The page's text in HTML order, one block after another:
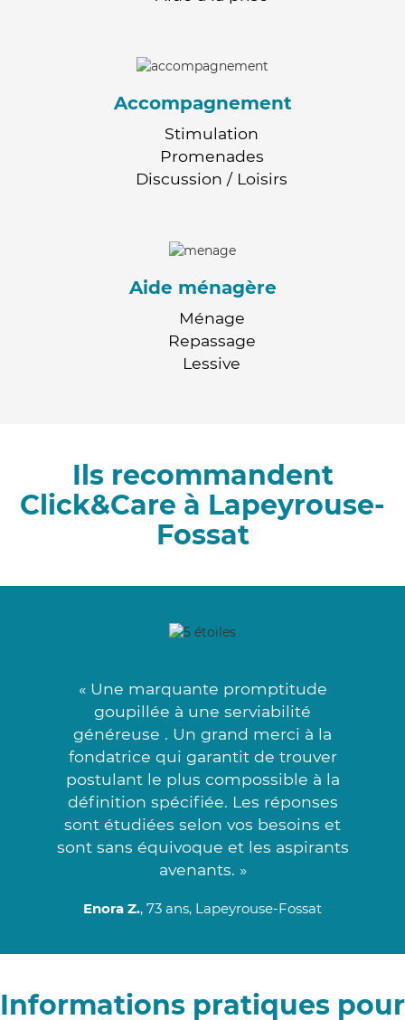
Accompagnement
Stimulation
Promenades
Discussion / Loisirs
Aide ménagère
Ménage
Repassage
Lessive
Ils recommandent
Click&Care à Lapeyrouse-
Fossat
« Une marquante promptitude
goupillée à une serviabilité
généreuse . Un grand merci à la
fondatrice qui garantit de trouver
postulant le plus compossible à la
définition spécifiée. Les réponses
sont étudiées selon vos besoins et
sont sans équivoque et les aspirants
avenants. »
Enora Z., 73 ans, Lapeyrouse-Fossat
Informations pratiques pour